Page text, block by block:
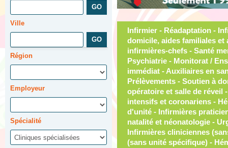
Ville
Région
Employeur
Spécialité
Infirmier - Réadaptation - Infirmières auxiliaires - Aides à domicile, aides familiales et auxiliaires - Médecine - Ass. infirmières-chefs - Santé mentale et dépendances - Psychiatrie - Monitorat / Enseignement - Ass. du supérieur immédiat - Auxiliaires en santé - Équipes volantes - Prélèvements - Soutien à domicile - Chirurgie, bloc opératoire et salle de réveil - Chefs d'équipe - Soins intensifs et coronariens - Hébergement / Gériatrie - Chefs d'unité